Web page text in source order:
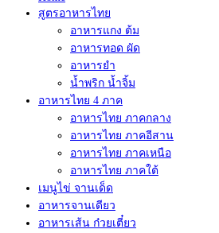
สูตรอาหารไทย
อาหารแกง ต้ม
อาหารทอด ผัด
อาหารยำ
น้ำพริก น้ำจิ้ม
อาหารไทย 4 ภาค
อาหารไทย ภาคกลาง
อาหารไทย ภาคอีสาน
อาหารไทย ภาคเหนือ
อาหารไทย ภาคใต้
เมนูไข่ จานเด็ด
อาหารจานเดียว
อาหารเส้น ก๋วยเตี๋ยว